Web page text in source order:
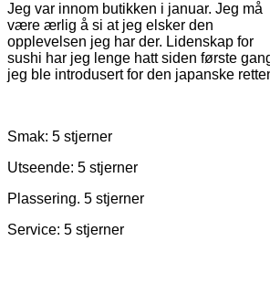
Jeg var innom butikken i januar. Jeg må
være ærlig å si at jeg elsker den
opplevelsen jeg har der. Lidenskap for
sushi har jeg lenge hatt siden første
jeg ble introdusert for den japanske
Smak: 5 stjerner
Utseende: 5 stjerner
Plassering. 5 stjerner
Service: 5 stjerner